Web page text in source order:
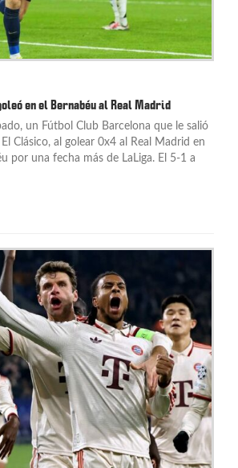
en el Bernabéu al Real Madrid
un Fútbol Club Barcelona que le salió
Clásico, al golear 0x4 al Real Madrid en
por una fecha más de LaLiga. El 5-1 a